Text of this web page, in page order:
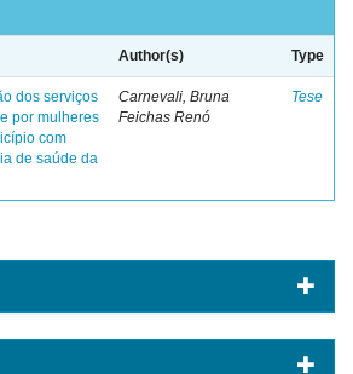
Author(s) Type
dos serviços
por mulheres
com
de saúde da
Carnevali, Bruna
Feichas Renó
Tese